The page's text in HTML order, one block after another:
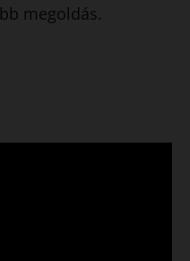
megoldás.